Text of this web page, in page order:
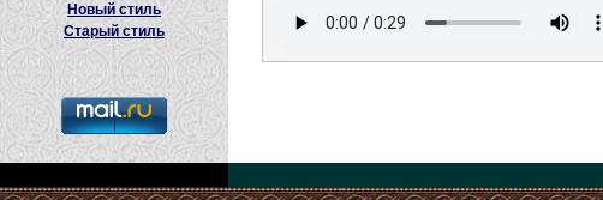
Новый стиль
Старый стиль